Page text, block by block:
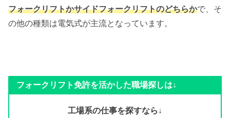
フォークリフトかサイドフォークリフトのどちらかで、そ
の他の種類は電気式が主流となっています。
フォークリフト免許を活かした職場探しは↓
工場系の仕事を探すなら↓